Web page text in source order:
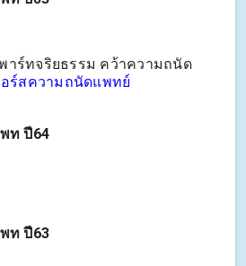
าร์ทจริยธรรม คว้าความถนัด
ร์สความถนัดแพทย์
ท ปี64
ท ปี63